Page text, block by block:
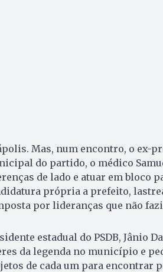
Mas, num encontro, o ex-
do partido, o médico
de lado e atuar em bloco
própria a prefeito,
por lideranças que não
estadual do PSDB, Jânio
da legenda no município e
de cada um para encontrar